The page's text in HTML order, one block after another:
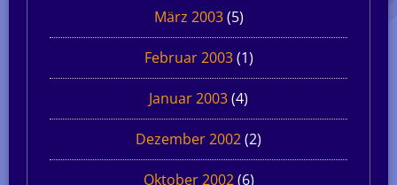
März 2003(5)
Februar 2003(1)
Januar 2003(4)
Dezember 2002(2)
Oktober 2002(6)